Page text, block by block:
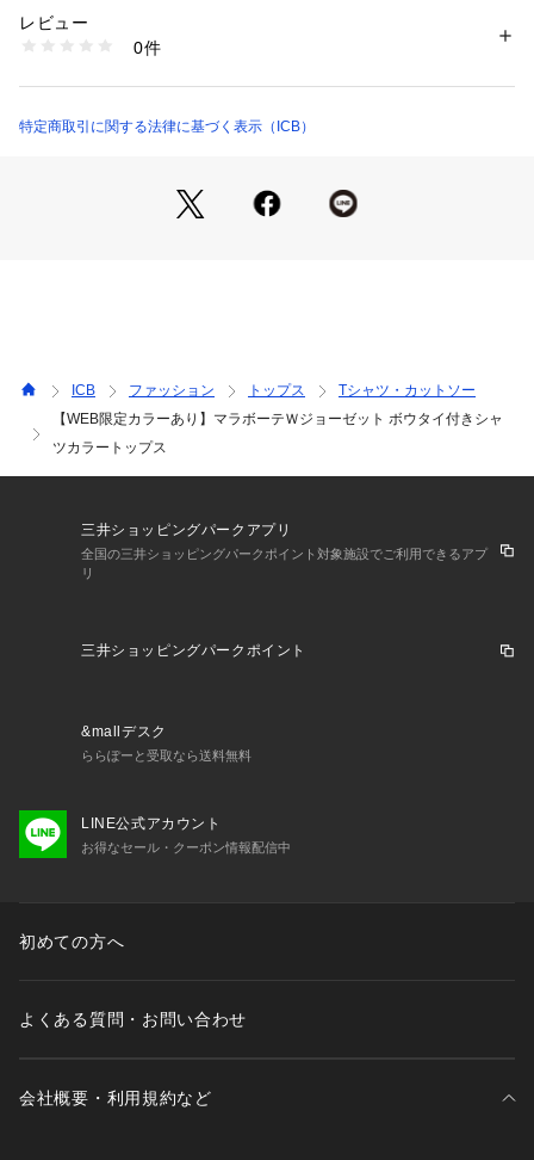
分に合わせたスタイリングが楽しめます。シワも気にせずお手
入れも簡単なので、寒い時期はニットINで日常使いにも最適で
カラー展開はオフホワイト（002）ブラック（005）ブルーグ
カフス内側部分もレース仕様となっております。そのままでも
折り返しても着用可能です。
※商品の取り扱い方法につきましては、タグ等に記載されてい
る「取り扱い上の注意」「洗濯表示」をご確認ください。※採
寸情報はサンプル商品のデータです。実際の商品と仕様が異な
る場合がございます。※商品画像はサンプルを使用しているた
ある場合がございます。予めご了承ください
ブラック×レース襟［WEB限定］、オフホワイト×レース襟［WEB限
定］：[本体]ポリエステル:97%、ポリウレタン:3%[別布]ポリエステル:10
生産国：中国
日陰つり干し乾燥 アイロンは160℃まで ドライクリーニング（石油系）可
KKCYGW0407 （ショップ）
レビュー
0件
特定商取引に関する法律に基づく表示（ICB）
ICB ファッション トップス
Tシャツ・カットソー
【WEB限定カラーあり】マラボーテＷジョーゼット ボウタイ付きシャ
ツカラートップス
三井ショッピングパークアプリ
全国の三井ショッピングパークポイント対象施設でご利用できるアプ
リ
三井ショッピングパークポイント
&mallデスク
ららぽーと受取なら送料無料
LINE公式アカウント
お得なセール・クーポン情報配信中
初めての方へ
よくある質問・お問い合わせ
会社概要・利用規約など